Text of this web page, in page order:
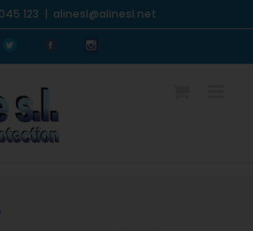
123 | alinesl@alinesl.net
PersonalizadoPersonalizadoPersonalizado